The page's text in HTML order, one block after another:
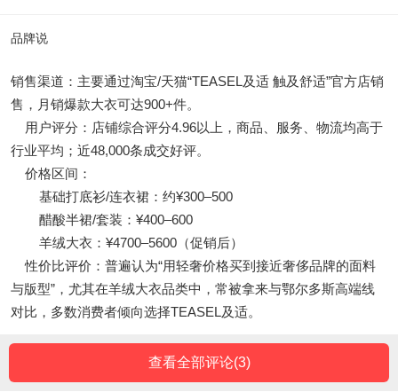
品牌说
销售渠道：主要通过淘宝/天猫“TEASEL及适 触及舒适”官方店销
售，月销爆款大衣可达900+件。
用户评分：店铺综合评分4.96以上，商品、服务、物流均高于
行业平均；近48,000条成交好评。
价格区间：
基础打底衫/连衣裙：约¥300–500
醋酸半裙/套装：¥400–600
羊绒大衣：¥4700–5600（促销后）
性价比评价：普遍认为“用轻奢价格买到接近奢侈品牌的面料
与版型”，尤其在羊绒大衣品类中，常被拿来与鄂尔多斯高端线
对比，多数消费者倾向选择TEASEL及适。
查看全部评论(3)